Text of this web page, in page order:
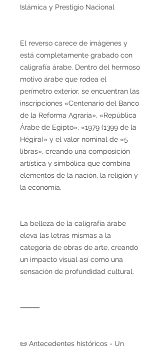
Islámica y Prestigio Nacional
El reverso carece de imágenes y
está completamente grabado con
caligrafía árabe. Dentro del hermoso
motivo árabe que rodea el
perímetro exterior, se encuentran las
inscripciones «Centenario del Banco
de la Reforma Agraria», «República
Árabe de Egipto», «1979 (1399 de la
Hégira)» y el valor nominal de «5
libras», creando una composición
artística y simbólica que combina
elementos de la nación, la religión y
la economía.
La belleza de la caligrafía árabe
eleva las letras mismas a la
categoría de obras de arte, creando
un impacto visual así como una
sensación de profundidad cultural.
⸻
📜 Antecedentes históricos - Un